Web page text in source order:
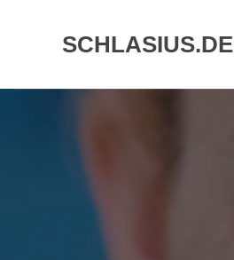
SCHLASIUS.DE